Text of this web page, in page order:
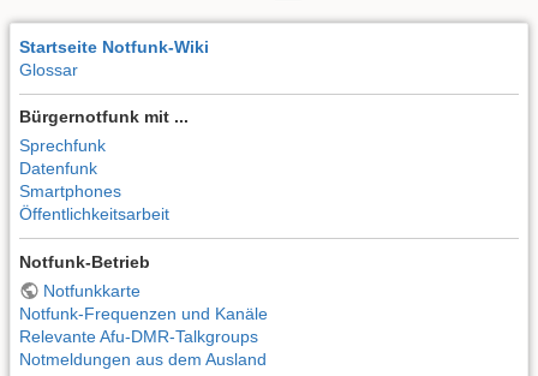
Startseite Notfunk-Wiki
Glossar
Bürgernotfunk mit ...
Sprechfunk
Datenfunk
Smartphones
Öffentlichkeitsarbeit
Notfunk-Betrieb
Notfunkkarte
Notfunk-Frequenzen und Kanäle
Relevante Afu-DMR-Talkgroups
Notmeldungen aus dem Ausland